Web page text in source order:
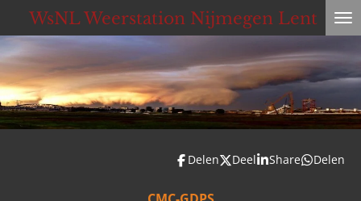
direct
naar
de
hoofdinhoud
WsNL Weerstation Nijmegen Lent
Delen Deel Share Delen